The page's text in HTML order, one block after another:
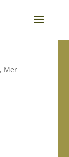
, Mer